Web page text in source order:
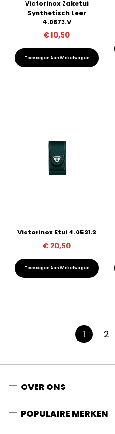
productpagina
Victorinox Zaketui
Synthetisch Leer
4.0873.V
€10,50
Toevoegen Aan Winkelwagen
Victorinox Etui 4.0521.3
€20,50
Toevoegen Aan Winkelwagen
1 2
OVER ONS
POPULAIRE MERKEN